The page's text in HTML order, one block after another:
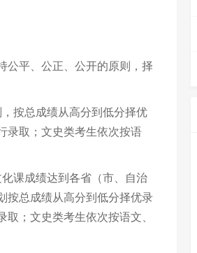
公平、公正、公开的原则，择
按总成绩从高分到低分择优
录取；文史类考生依次按语
课成绩达到各省（市、自治
按总成绩从高分到低分择优录
；文史类考生依次按语文、